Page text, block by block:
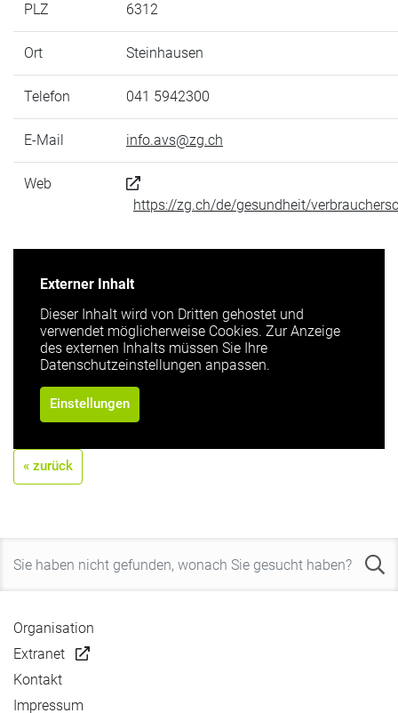
PLZ 6312
Ort Steinhausen
Telefon 041 5942300
E-Mail info.avs@zg.ch
Web
https://zg.ch/de/gesundheit/
Externer Inhalt
Dieser Inhalt wird von Dritten gehostet und
verwendet möglicherweise Cookies. Zur Anzeige
des externen Inhalts müssen Sie Ihre
Datenschutzeinstellungen anpassen.
Einstellungen
« zurück
Organisation
Extranet
Kontakt
Impressum